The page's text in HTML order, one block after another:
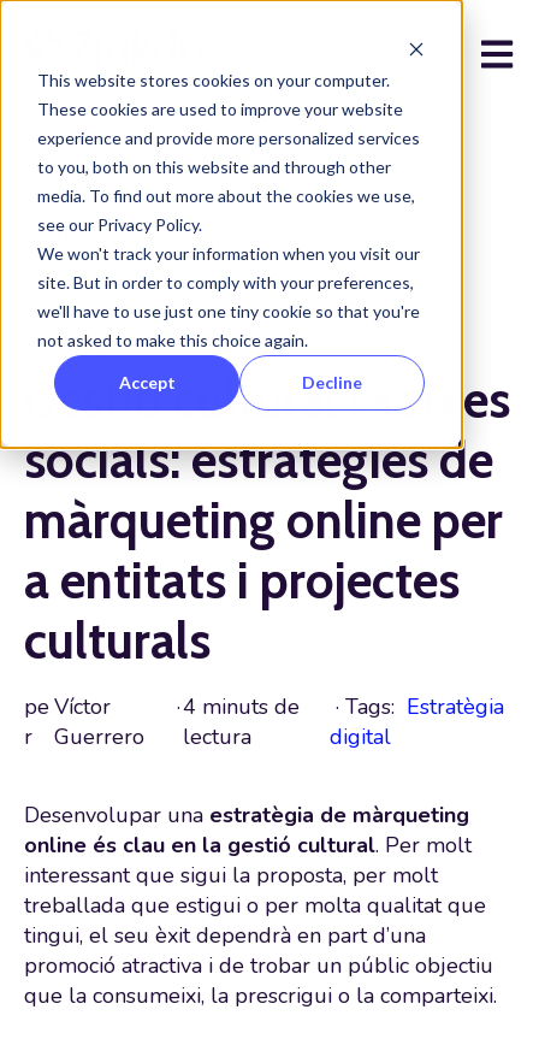
This website stores cookies on your computer.
These cookies are used to improve your website
experience and provide more personalized services
to you, both on this website and through other
media. To find out more about the cookies we use,
see our Privacy Policy.
We won't track your information when you visit our
site. But in order to comply with your preferences,
we'll have to use just one tiny cookie so that you're
not asked to make this choice again.
Accept Decline
Tots els posts
de març 27, 2023
Gestió cultural i xarxes
socials: estratègies de
màrqueting online per
a entitats i projectes
culturals
pe
r
Víctor
Guerrero
·4 minuts de
lectura
· Tags: Estratègia
digital
Desenvolupar una estratègia de màrqueting
online és clau en la gestió cultural. Per molt
interessant que sigui la proposta, per molt
treballada que estigui o per molta qualitat que
tingui, el seu èxit dependrà en part d’una
promoció atractiva i de trobar un públic objectiu
que la consumeixi, la prescrigui o la comparteixi.